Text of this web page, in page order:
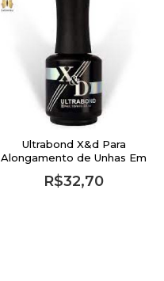
Ultrabond X&d Para
Alongamento de Unhas Em
Gel 15 ML
R$32,70